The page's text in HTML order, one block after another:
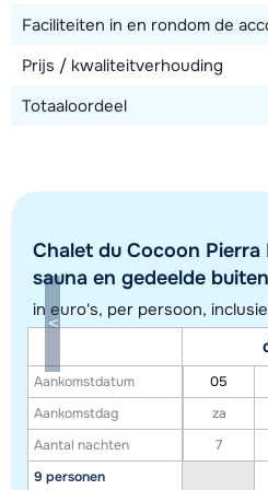
Toon alle accommodaties in
exacte locatie kan enigszins afwijken.
Faciliteiten in en rondom de
Prijs / kwaliteitverhouding
Totaaloordeel
Chalet du Cocoon
sauna en gedeelde
in euro's, per persoon,
Aankomstdatum
Aankomstdag
Aantal nachten
9 personen
05
za
7